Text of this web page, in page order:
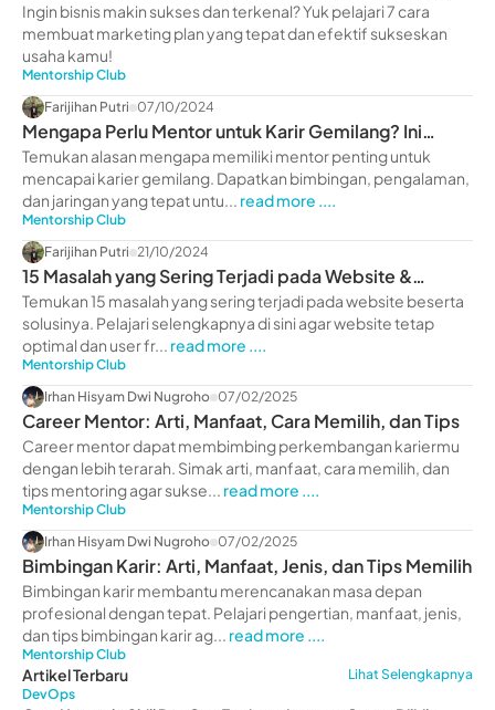
Makin Sukses!
Ingin bisnis makin sukses dan terkenal? Yuk pelajari 7 cara
membuat marketing plan yang tepat dan efektif sukseskan
usaha kamu!
Mentorship Club
Farijihan Putri 07/10/2024
Mengapa Perlu Mentor untuk Karir Gemilang? Ini
Alasannya!
Temukan alasan mengapa memiliki mentor penting untuk
mencapai karier gemilang. Dapatkan bimbingan, pengalaman,
dan jaringan yang tepat untu... read more ....
Mentorship Club
Farijihan Putri 21/10/2024
15 Masalah yang Sering Terjadi pada Website &
Solusinya
Temukan 15 masalah yang sering terjadi pada website beserta
solusinya. Pelajari selengkapnya di sini agar website tetap
optimal dan user fr... read more ....
Mentorship Club
Irhan Hisyam Dwi Nugroho 07/02/2025
Career Mentor: Arti, Manfaat, Cara Memilih, dan Tips
Career mentor dapat membimbing perkembangan kariermu
dengan lebih terarah. Simak arti, manfaat, cara memilih, dan
tips mentoring agar sukse... read more ....
Mentorship Club
Irhan Hisyam Dwi Nugroho 07/02/2025
Bimbingan Karir: Arti, Manfaat, Jenis, dan Tips Memilih
Bimbingan karir membantu merencanakan masa depan
profesional dengan tepat. Pelajari pengertian, manfaat, jenis,
dan tips bimbingan karir ag... read more ....
Mentorship Club
Artikel Terbaru
Lihat Selengkapnya
DevOps